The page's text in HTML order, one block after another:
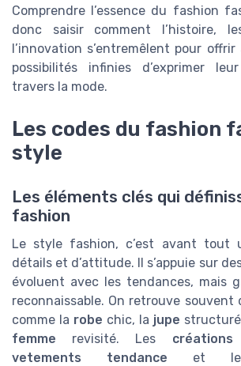
Comprendre l’essence du fashion
donc saisir comment l’histoire,
l’innovation s’entremêlent pour
possibilités infinies d’exprimer
travers la mode.
Les codes du fashion
style
Les éléments clés qui
fashion
Le style fashion, c’est avant tout
détails et d’attitude. Il s’appuie sur
évoluent avec les tendances, mais
reconnaissable. On retrouve souvent
comme la robe chic, la jupe
femme revisité. Les créations
vetements tendance et les